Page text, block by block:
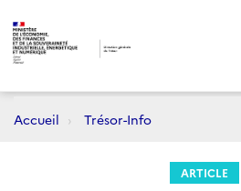
Accueil Trésor-Info
ARTICLE